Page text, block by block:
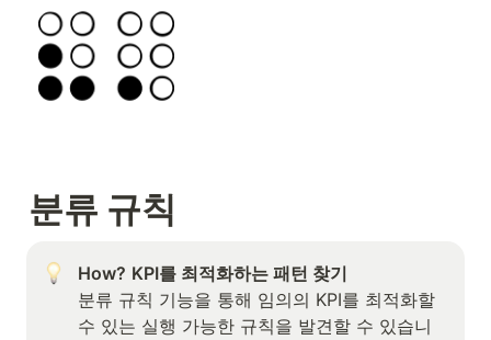
분류 규칙
How? KPI를 최적화하는 패턴 찾기
분류 규칙 기능을 통해 임의의 KPI를 최적화할
수 있는 실행 가능한 규칙을 발견할 수 있습니